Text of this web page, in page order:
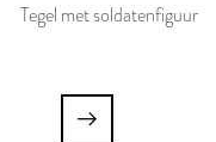
Tegel met soldatenfiguur